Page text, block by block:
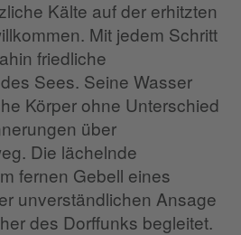
Kälte auf der erhitzten
Mit jedem Schritt
friedliche
Sees. Seine Wasser
Körper ohne Unterschied
über
Die lächelnde
fernen Gebell eines
unverständlichen Ansage
des Dorffunks begleitet.